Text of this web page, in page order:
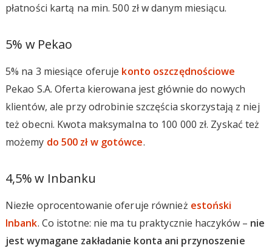
płatności kartą na min. 500 zł w danym miesiącu.
5% w Pekao
5% na 3 miesiące oferuje konto oszczędnościowe
Pekao S.A. Oferta kierowana jest głównie do nowych
klientów, ale przy odrobinie szczęścia skorzystają z niej
też obecni. Kwota maksymalna to 100 000 zł. Zyskać też
możemy do 500 zł w gotówce.
4,5% w Inbanku
Niezłe oprocentowanie oferuje również estoński
Inbank. Co istotne: nie ma tu praktycznie haczyków – nie
jest wymagane zakładanie konta ani przynoszenie